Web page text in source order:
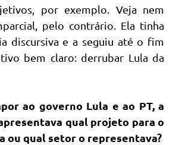
por exemplo. Veja nem
pelo contrário. Ela tinha
discursiva e a seguiu até o fim
bem claro: derrubar Lula da
ao governo Lula e ao PT, a
qual projeto para o
ou qual setor o representava?